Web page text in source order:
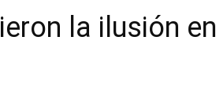
la ilusión en